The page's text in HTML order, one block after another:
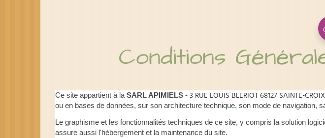
Conditions
Ce site appartient à la SARL APIMIELS - 3 RUE LOUIS BLERIOT 68127 SAINTE-
ou en bases de données, sur son architecture technique, son mode de navigation,
Le graphisme et les fonctionnalités techniques de ce site, y compris la solution
assure aussi l'hébergement et la maintenance du site.